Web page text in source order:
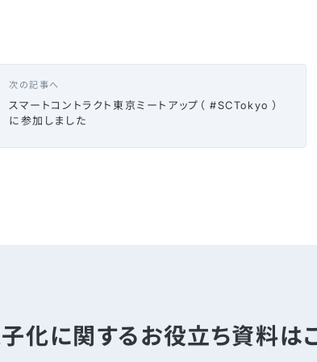
次の記事へ
スマートコントラクト東京ミートアップ（ #SCTokyo ）
に参加しました
化に関するお役立ち資料は